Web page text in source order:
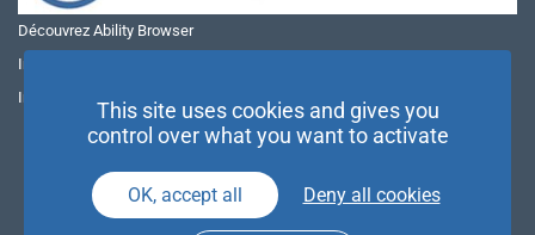
Découvrez Ability Browser
Installer Ability Browser sur Windows
Installer Ability Browser sur Mac
This site uses cookies and gives you
control over what you want to activate
OK, accept all Deny all cookies